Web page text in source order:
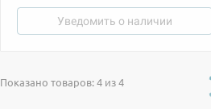
Уведомить о наличии
Показано товаров: 4 из 4